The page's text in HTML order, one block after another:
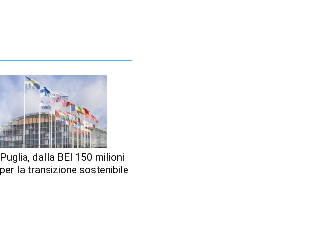
Puglia, dalla BEI 150 milioni
per la transizione sostenibile